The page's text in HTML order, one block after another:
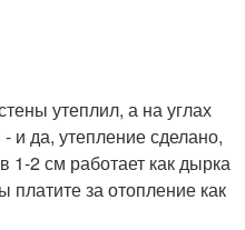
утеплил, а на углах
и да, утепление сделано,
1-2 см работает как дырка
платите за отопление как